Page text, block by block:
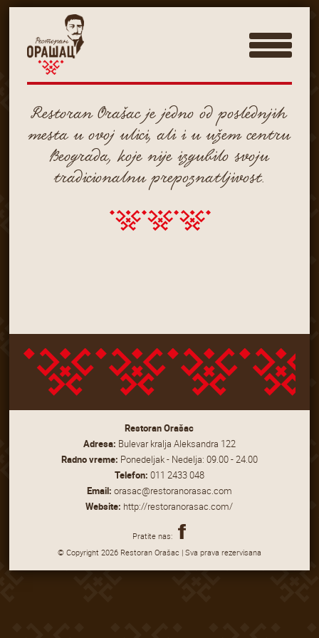
Restoran Orašac je jedno od poslednjih
mesta u ovoj ulici, ali i u užem centru
Beograda, koje nije izgubilo svoju
tradicionalnu prepoznatljivost.
Restoran Orašac
Adresa: Bulevar kralja Aleksandra 122
Radno vreme: Ponedeljak - Nedelja: 09.00 - 24.00
Telefon: 011 2433 048
Email: orasac@restoranorasac.com
Website: http://restoranorasac.com/
Pratite nas:
© Copyright 2026 Restoran Orašac | Sva prava rezervisana